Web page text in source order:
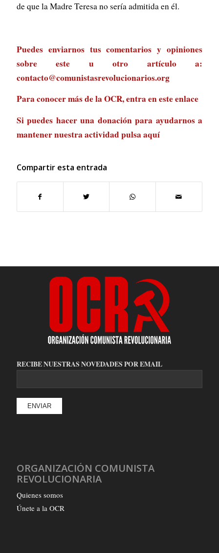
de que la Madre Teresa no sería admitida en él.
Puedes enviarnos tus comentarios y opiniones
sobre este u otro artículo a:
contacto@comunistasrevolucionarios.org
Para conocer más de la OCR, entra eneste enlace
Si puedes hacer una donación para ayudarnos a
mantener nuestra actividad pulsa aquí
Compartir esta entrada
RECIBE NUESTRAS NOVEDADES POR EMAIL
ORGANIZACIÓN COMUNISTA
REVOLUCIONARIA
Quienes somos
Únete a la OCR